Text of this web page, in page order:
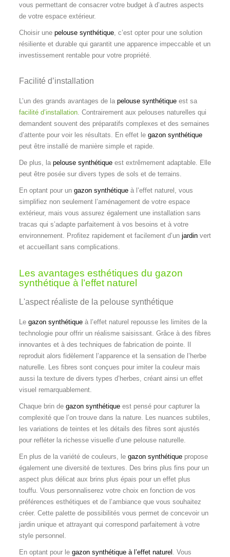
vous permettant de consacrer votre budget à d’autres aspects
de votre espace extérieur.
Choisir unepelouse synthétique, c’est opter pour une solution
résiliente et durable qui garantit une apparence impeccable et un
investissement rentable pour votre propriété.
Facilité d’installation
L’un des grands avantages de la pelouse synthétiqueest sa
facilité d’installation. Contrairement aux pelouses naturelles qui
demandent souvent des préparatifs complexes et des semaines
d’attente pour voir les résultats. En effet le gazon synthétique
peut être installé de manière simple et rapide.
De plus, la pelouse synthétiqueest extrêmement adaptable. Elle
peut être posée sur divers types de sols et de terrains.
En optant pour un gazon synthétiqueà l’effet naturel, vous
simplifiez non seulement l’aménagement de votre espace
extérieur, mais vous assurez également une installation sans
tracas qui s’adapte parfaitement à vos besoins et à votre
environnement. Profitez rapidement et facilement d’un jardinvert
et accueillant sans complications.
Les avantages esthétiques du gazon
synthétique à l’effet naturel
L'aspect réaliste de la pelouse synthétique
Le gazon synthétiqueà l’effet naturel repousse les limites de la
technologie pour offrir un réalisme saisissant. Grâce à des fibres
innovantes et à des techniques de fabrication de pointe. Il
reproduit alors fidèlement l’apparence et la sensation de l’herbe
naturelle. Les fibres sont conçues pour imiter la couleur mais
aussi la texture de divers types d’herbes, créant ainsi un effet
visuel remarquablement.
Chaque brin de gazon synthétiqueest pensé pour capturer la
complexité que l’on trouve dans la nature. Les nuances subtiles,
les variations de teintes et les détails des fibres sont ajustés
pour refléter la richesse visuelle d’une pelouse naturelle.
En plus de la variété de couleurs, le gazon synthétiquepropose
également une diversité de textures. Des brins plus fins pour un
aspect plus délicat aux brins plus épais pour un effet plus
touffu. Vous personnaliserez votre choix en fonction de vos
préférences esthétiques et de l’ambiance que vous souhaitez
créer. Cette palette de possibilités vous permet de concevoir un
jardin unique et attrayant qui correspond parfaitement à votre
style personnel.
En optant pour le gazon synthétique à l’effet naturel . Vous